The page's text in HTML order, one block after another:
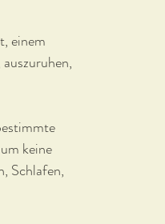
einem
keine
Schlafen,